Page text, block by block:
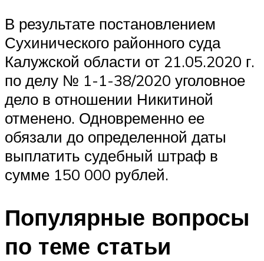
В результате постановлением
Сухинического районного суда
Калужской области от 21.05.2020 г.
по делу № 1-1-38/2020 уголовное
дело в отношении Никитиной
отменено. Одновременно ее
обязали до определенной даты
выплатить судебный штраф в
сумме 150 000 рублей.
Популярные вопросы
по теме статьи